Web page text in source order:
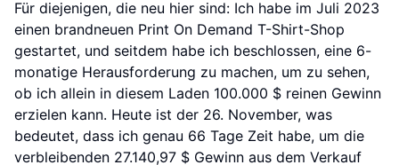
Für diejenigen, die neu hier sind: Ich habe im Juli 2023
einen brandneuen Print On Demand T-Shirt-Shop
gestartet, und seitdem habe ich beschlossen, eine 6-
monatige Herausforderung zu machen, um zu sehen,
ob ich allein in diesem Laden 100.000 $ reinen Gewinn
erzielen kann. Heute ist der 26. November, was
bedeutet, dass ich genau 66 Tage Zeit habe, um die
verbleibenden 27.140,97 $ Gewinn aus dem Verkauf